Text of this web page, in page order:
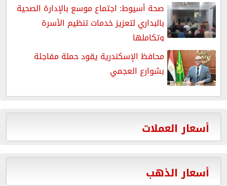
صحة أسيوط: اجتماع موسع بالإدارة الصحية
بالبداري لتعزيز خدمات تنظيم الأسرة
وتكاملها
محافظ الإسكندرية يقود حملة مفاجئة
بشوارع العجمي
أسعار العملات
أسعار الذهب